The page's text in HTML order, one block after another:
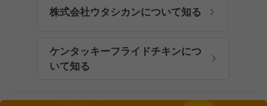
株式会社ウタシカンについて知る
ケンタッキーフライドチキンにつ
いて知る